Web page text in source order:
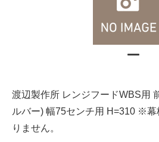
渡辺製作所 レンジフードWBS用
ルバー) 幅75センチ用 H=310 ※
りません。